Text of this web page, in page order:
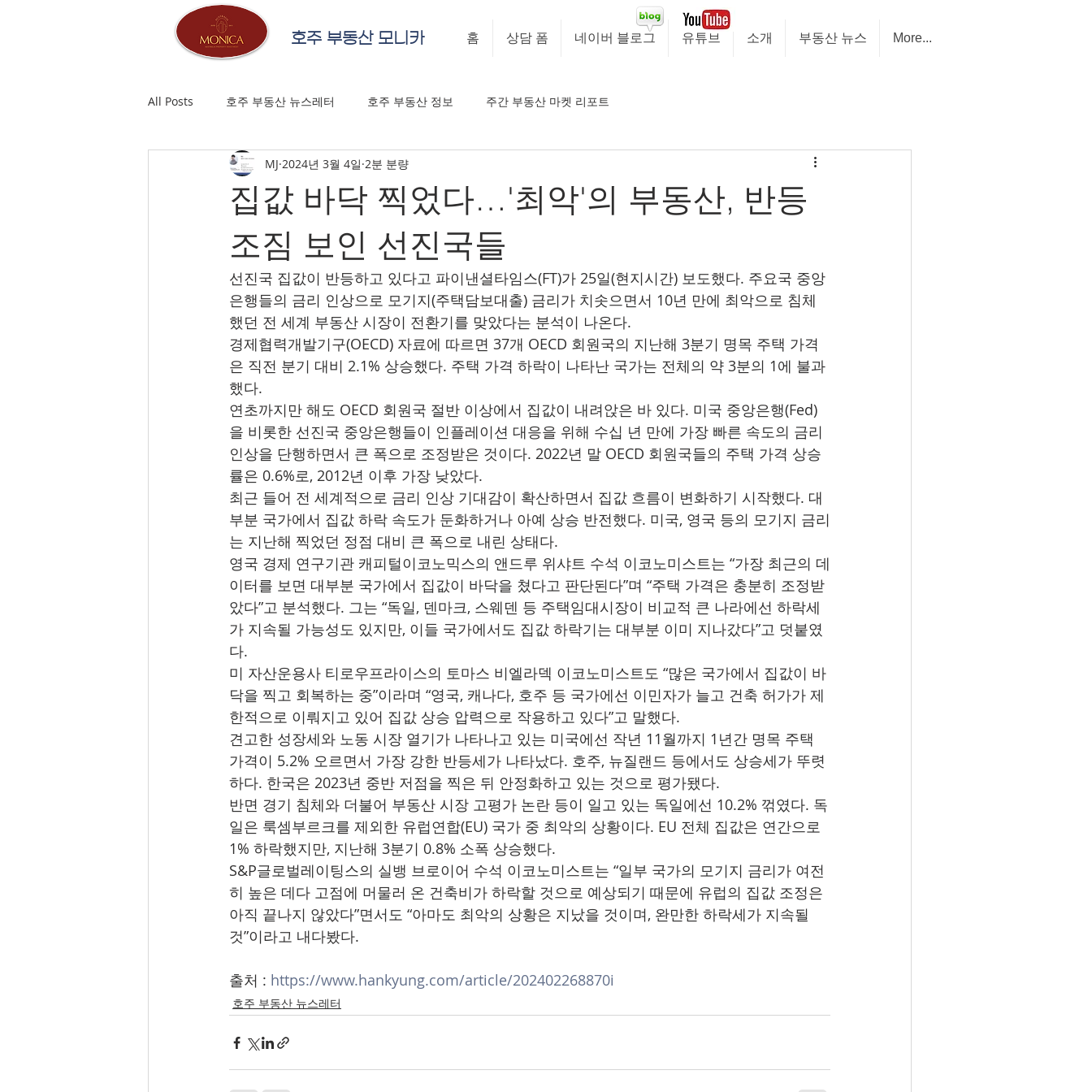
호주 부동산 모니카 홈 상담 폼 네이버 블로그 유튜브 소개 부동산 뉴스 More...
All Posts 호주 부동산 뉴스레터 호주 부동산 정보 주간 부동산 마켓 리포트
집값 바닥 찍었다…'최악'의 부동산, 반등
조짐 보인 선진국들
MJ 2024년 3월 4일 2분 분량
선진국 집값이 반등하고 있다고 파이낸셜타임스(FT)가 25일(현지시간) 보도했다. 주요국 중앙
은행들의 금리 인상으로 모기지(주택담보대출) 금리가 치솟으면서 10년 만에 최악으로 침체
했던 전 세계 부동산 시장이 전환기를 맞았다는 분석이 나온다.
경제협력개발기구(OECD) 자료에 따르면 37개 OECD 회원국의 지난해 3분기 명목 주택 가격
은 직전 분기 대비 2.1% 상승했다. 주택 가격 하락이 나타난 국가는 전체의 약 3분의 1에 불과
했다.
연초까지만 해도 OECD 회원국 절반 이상에서 집값이 내려앉은 바 있다. 미국 중앙은행(Fed)
을 비롯한 선진국 중앙은행들이 인플레이션 대응을 위해 수십 년 만에 가장 빠른 속도의 금리
인상을 단행하면서 큰 폭으로 조정받은 것이다. 2022년 말 OECD 회원국들의 주택 가격 상승
률은 0.6%로, 2012년 이후 가장 낮았다.
최근 들어 전 세계적으로 금리 인상 기대감이 확산하면서 집값 흐름이 변화하기 시작했다. 대
부분 국가에서 집값 하락 속도가 둔화하거나 아예 상승 반전했다. 미국, 영국 등의 모기지 금리
는 지난해 찍었던 정점 대비 큰 폭으로 내린 상태다.
영국 경제 연구기관 캐피털이코노믹스의 앤드루 위샤트 수석 이코노미스트는 “가장 최근의 데
이터를 보면 대부분 국가에서 집값이 바닥을 쳤다고 판단된다”며 “주택 가격은 충분히 조정받
았다”고 분석했다. 그는 “독일, 덴마크, 스웨덴 등 주택임대시장이 비교적 큰 나라에선 하락세
가 지속될 가능성도 있지만, 이들 국가에서도 집값 하락기는 대부분 이미 지나갔다”고 덧붙였
다.
미 자산운용사 티로우프라이스의 토마스 비엘라덱 이코노미스트도 “많은 국가에서 집값이 바
닥을 찍고 회복하는 중”이라며 “영국, 캐나다, 호주 등 국가에선 이민자가 늘고 건축 허가가 제
한적으로 이뤄지고 있어 집값 상승 압력으로 작용하고 있다”고 말했다.
견고한 성장세와 노동 시장 열기가 나타나고 있는 미국에선 작년 11월까지 1년간 명목 주택
가격이 5.2% 오르면서 가장 강한 반등세가 나타났다. 호주, 뉴질랜드 등에서도 상승세가 뚜렷
하다. 한국은 2023년 중반 저점을 찍은 뒤 안정화하고 있는 것으로 평가됐다.
반면 경기 침체와 더불어 부동산 시장 고평가 논란 등이 일고 있는 독일에선 10.2% 꺾였다. 독
일은 룩셈부르크를 제외한 유럽연합(EU) 국가 중 최악의 상황이다. EU 전체 집값은 연간으로
1% 하락했지만, 지난해 3분기 0.8% 소폭 상승했다.
S&P글로벌레이팅스의 실뱅 브로이어 수석 이코노미스트는 “일부 국가의 모기지 금리가 여전
히 높은 데다 고점에 머물러 온 건축비가 하락할 것으로 예상되기 때문에 유럽의 집값 조정은
아직 끝나지 않았다”면서도 “아마도 최악의 상황은 지났을 것이며, 완만한 하락세가 지속될
것”이라고 내다봤다.
출처 : https://www.hankyung.com/article/202402268870i
호주 부동산 뉴스레터